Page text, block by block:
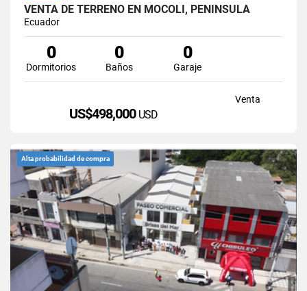
VENTA DE TERRENO EN MOCOLI, PENÍNSULA
Ecuador
0
Dormitorios
0
Baños
0
Garaje
Venta
US$498,000 USD
Alta probabilidad de compra